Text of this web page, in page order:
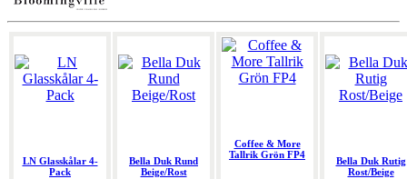
LN Glasskålar 4-
Pack
Bella Duk Rund
Beige/Rost
Coffee & More
Tallrik Grön FP4
Bella Duk Rutig
Rost/Beige